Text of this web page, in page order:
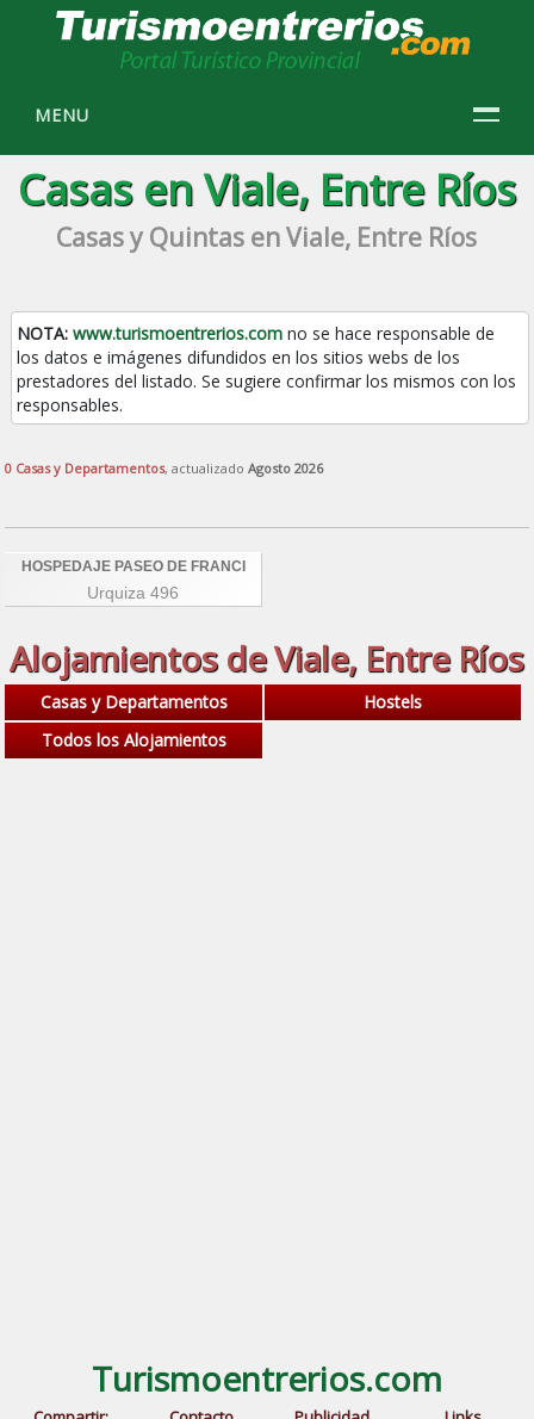
MENU
Casas en Viale, Entre Ríos
Casas y Quintas en Viale, Entre Ríos
NOTA:www.turismoentrerios.com no se hace responsable de
los datos e imágenes difundidos en los sitios webs de los
prestadores del listado. Se sugiere confirmar los mismos con los
responsables.
0 Casas y Departamentos, actualizadoAgosto 2026
HOSPEDAJE PASEO DE FRANCI
Urquiza 496
Alojamientos de Viale, Entre Ríos
Casas y Departamentos
Hostels
Todos los Alojamientos
Turismoentrerios.com